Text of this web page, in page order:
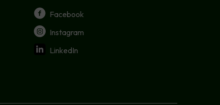
Facebook
Instagram
LinkedIn